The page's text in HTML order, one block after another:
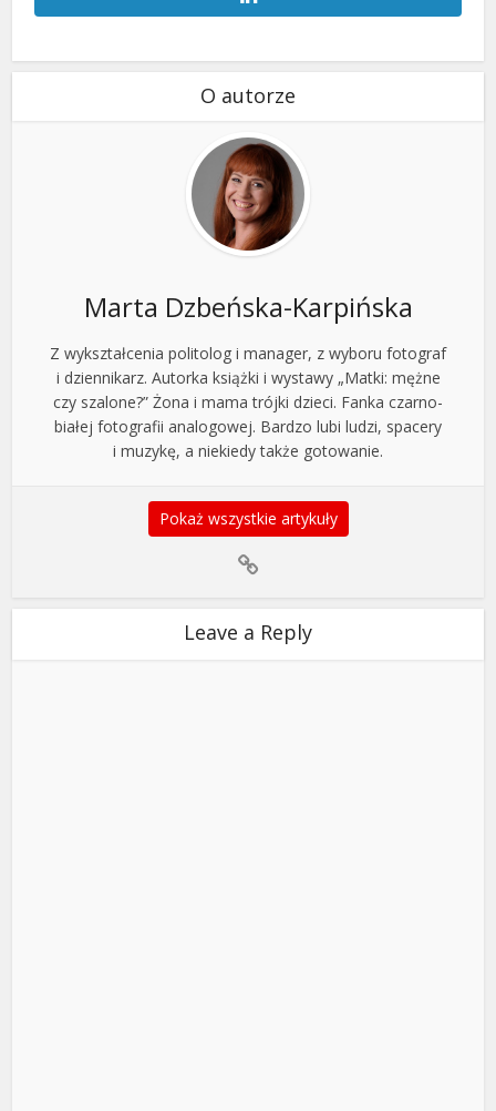
O autorze
Marta Dzbeńska-Karpińska
Z wykształcenia politolog i manager, z wyboru fotograf
i dziennikarz. Autorka książki i wystawy „Matki: mężne
czy szalone?” Żona i mama trójki dzieci. Fanka czarno-
białej fotografii analogowej. Bardzo lubi ludzi, spacery
i muzykę, a niekiedy także gotowanie.
Pokaż wszystkie artykuły
Leave a Reply